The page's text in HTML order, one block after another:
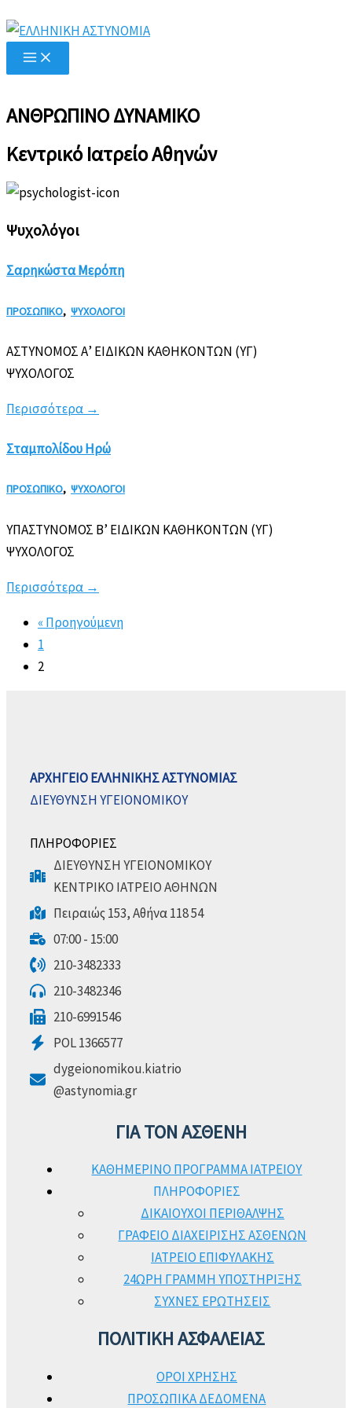
Μετάβαση
στο
περιεχόμενο
ΑΝΘΡΩΠΙΝΟ ΔΥΝΑΜΙΚΟ
Κεντρικό Ιατρείο Αθηνών
Ψυχολόγοι
Σαρηκώστα Μερόπη
ΠΡΟΣΩΠΙΚΟ, ΨΥΧΟΛΟΓΟΙ
ΑΣΤΥΝΟΜΟΣ Α’ ΕΙΔΙΚΩΝ ΚΑΘΗΚΟΝΤΩΝ (ΥΓ)
ΨΥΧΟΛΟΓΟΣ
Περισσότερα →
Σταμπολίδου Ηρώ
ΠΡΟΣΩΠΙΚΟ, ΨΥΧΟΛΟΓΟΙ
ΥΠΑΣΤΥΝΟΜΟΣ Β’ ΕΙΔΙΚΩΝ ΚΑΘΗΚΟΝΤΩΝ (ΥΓ)
ΨΥΧΟΛΟΓΟΣ
Περισσότερα →
« Προηγούμενη
1
2
ΑΡΧΗΓΕΙΟ ΕΛΛΗΝΙΚΗΣ ΑΣΤΥΝΟΜΙΑΣ
ΔΙΕΥΘΥΝΣΗ ΥΓΕΙΟΝΟΜΙΚΟΥ
ΠΛΗΡΟΦΟΡΙΕΣ
ΔΙΕΥΘΥΝΣΗ ΥΓΕΙΟΝΟΜΙΚΟΥ
ΚΕΝΤΡΙΚΟ ΙΑΤΡΕΙΟ ΑΘΗΝΩΝ
Πειραιώς 153, Αθήνα 118 54
07:00 - 15:00
210-3482333
210-3482346
210-6991546
POL 1366577
dygeionomikou.kiatrio
@astynomia.gr
ΓΙΑ ΤΟΝ ΑΣΘΕΝΗ
ΚΑΘΗΜΕΡΙΝΟ ΠΡΟΓΡΑΜΜΑ ΙΑΤΡΕΙΟΥ
ΠΛΗΡΟΦΟΡΙΕΣ
ΔΙΚΑΙΟΥΧΟΙ ΠΕΡΙΘΑΛΨΗΣ
ΓΡΑΦΕΙΟ ΔΙΑΧΕΙΡΙΣΗΣ ΑΣΘΕΝΩΝ
ΙΑΤΡΕΙΟ ΕΠΙΦΥΛΑΚΗΣ
24ΩΡΗ ΓΡΑΜΜΗ ΥΠΟΣΤΗΡΙΞΗΣ
ΣΥΧΝΕΣ ΕΡΩΤΗΣΕΙΣ
ΠΟΛΙΤΙΚΗ ΑΣΦΑΛΕΙΑΣ
ΟΡΟΙ ΧΡΗΣΗΣ
ΠΡΟΣΩΠΙΚΑ ΔΕΔΟΜΕΝΑ